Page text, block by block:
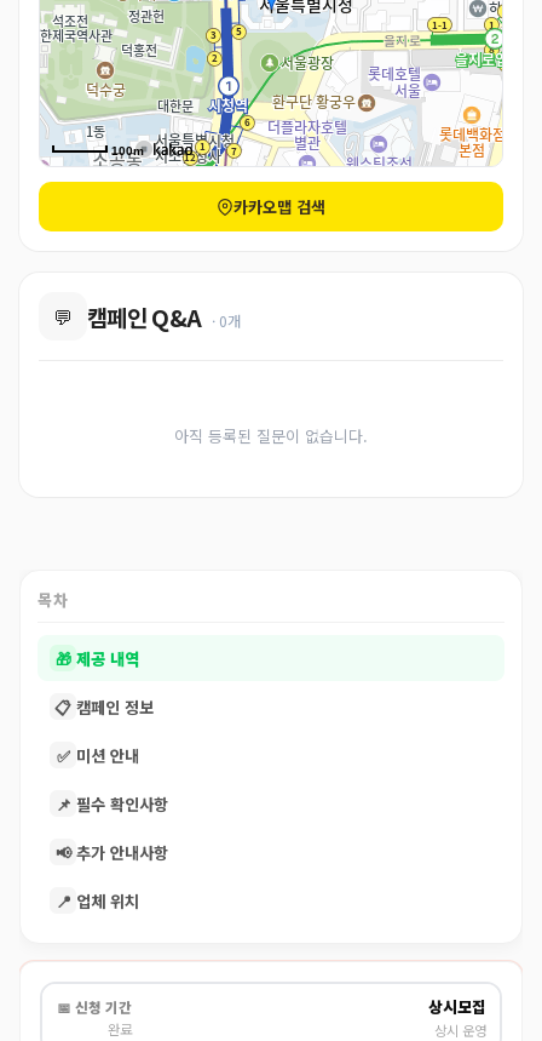
100m
카카오맵 검색
💬 캠페인 Q&A · 0개
아직 등록된 질문이 없습니다.
목차
🎁 제공 내역
📋 캠페인 정보
✅ 미션 안내
📌 필수 확인사항
📢 추가 안내사항
📍 업체 위치
📅 신청 기간
완료
상시모집
상시 운영